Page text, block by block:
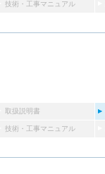
技術・工事マニュアル
取扱説明書
技術・工事マニュアル